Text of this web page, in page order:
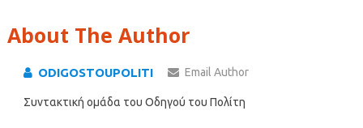
About The Author
ODIGOSTOUPOLITI Email Author
Συντακτική ομάδα του Οδηγού του Πολίτη